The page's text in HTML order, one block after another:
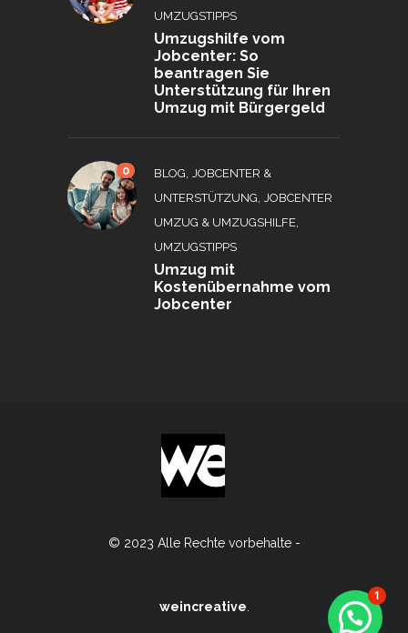
UMZUGSTIPPS
Umzugshilfe vom
Jobcenter: So
beantragen Sie
Unterstützung für Ihren
Umzug mit Bürgergeld
0 BLOG, JOBCENTER &
UNTERSTÜTZUNG, JOBCENTER
UMZUG & UMZUGSHILFE,
UMZUGSTIPPS
Umzug mit
Kostenübernahme vom
Jobcenter
© 2023 Alle Rechte vorbehalte -
weincreative.
1